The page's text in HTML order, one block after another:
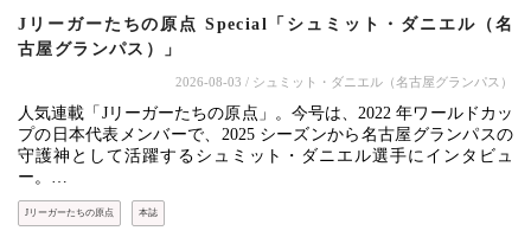
Jリーガーたちの原点 Special「シュミット・ダニエル（名
古屋グランパス）」
2026-08-03 / シュミット・ダニエル（名古屋グランパス）
人気連載「Jリーガーたちの原点」。今号は、2022 年ワールドカッ
プの日本代表メンバーで、2025 シーズンから名古屋グランパスの
守護神として活躍するシュミット・ダニエル選手にインタビュ
ー。…
Jリーガーたちの原点 本誌